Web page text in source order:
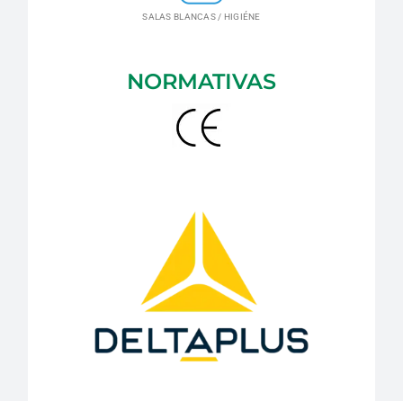
SALAS BLANCAS / HIGIÉNE
NORMATIVAS